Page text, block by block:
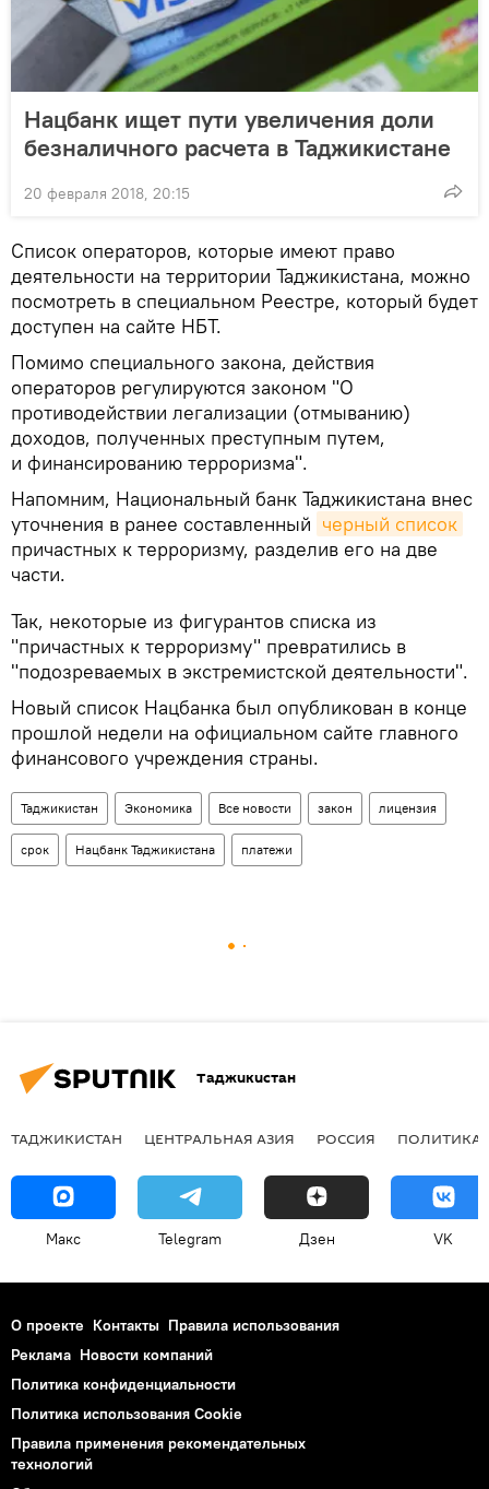
Нацбанк ищет пути увеличения доли
безналичного расчета в Таджикистане
20 февраля 2018, 20:15
Список операторов, которые имеют право
деятельности на территории Таджикистана, можно
посмотреть в специальном Реестре, который будет
доступен на сайте НБТ.
Помимо специального закона, действия
операторов регулируются законом "О
противодействии легализации (отмыванию)
доходов, полученных преступным путем,
и финансированию терроризма".
Напомним, Национальный банк Таджикистана внес
уточнения в ранее составленный черный список
причастных к терроризму, разделив его на две
части.
Так, некоторые из фигурантов списка из
"причастных к терроризму" превратились в
"подозреваемых в экстремистской деятельности".
Новый список Нацбанка был опубликован в конце
прошлой недели на официальном сайте главного
финансового учреждения страны.
Таджикистан Экономика Все новости закон лицензия
срок Нацбанк Таджикистана платежи
Таджикистан
ТАДЖИКИСТАН ЦЕНТРАЛЬНАЯ АЗИЯ РОССИЯ ПОЛИТИКА
Макс Telegram Дзен VK
О проекте Контакты Правила использования
Реклама Новости компаний
Политика конфиденциальности
Политика использования Cookie
Правила применения рекомендательных
технологий